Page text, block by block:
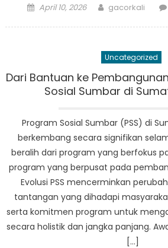
Posted
April 10, 2026 Author
gacorkali
Uncategorized
Dari Bantuan ke
Sosial Sumbar di
Program Sosial Sumbar (PSS) di
berkembang secara signifikan
beralih dari program yang berfokus
program yang berpusat pada
Evolusi PSS mencerminkan
tantangan yang dihadapi
serta komitmen program untuk
secara holistik dan jangka panjang.
[…]